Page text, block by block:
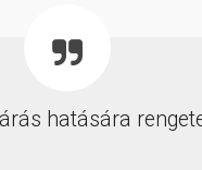
hatására